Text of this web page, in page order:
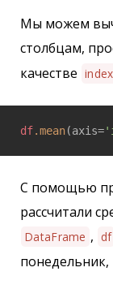
Мы можем
столбцам,
качестве index
df.mean(axis=
С помощью
рассчитали
DataFrame , df
понедельник,